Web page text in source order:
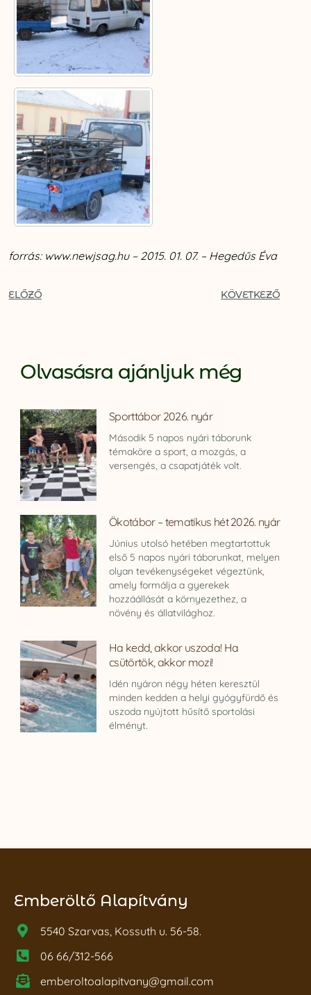
forrás: www.newjsag.hu – 2015. 01. 07. – Hegedűs Éva
ELŐZŐ KÖVETKEZŐ
Olvasásra ajánljuk még
Sporttábor 2026. nyár
Második 5 napos nyári táborunk
témaköre a sport, a mozgás, a
versengés, a csapatjáték volt.
Ökotábor – tematikus hét 2026. nyár
Június utolsó hetében megtartottuk
első 5 napos nyári táborunkat, melyen
olyan tevékenységeket végeztünk,
amely formálja a gyerekek
hozzáállását a környezethez, a
növény és állatvilághoz.
Ha kedd, akkor uszoda! Ha
csütörtök, akkor mozi!
Idén nyáron négy héten keresztül
minden kedden a helyi gyógyfürdő és
uszoda nyújtott hűsítő sportolási
élményt.
Emberöltő Alapítvány
5540 Szarvas, Kossuth u. 56-58.
06 66/312-566
emberoltoalapitvany@gmail.com